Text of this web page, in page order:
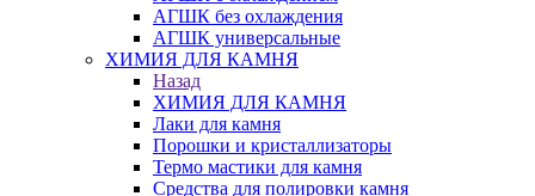
АГШК без охлаждения
АГШК универсальные
ХИМИЯ ДЛЯ КАМНЯ
Назад
ХИМИЯ ДЛЯ КАМНЯ
Лаки для камня
Порошки и кристаллизаторы
Термо мастики для камня
Средства для полировки камня